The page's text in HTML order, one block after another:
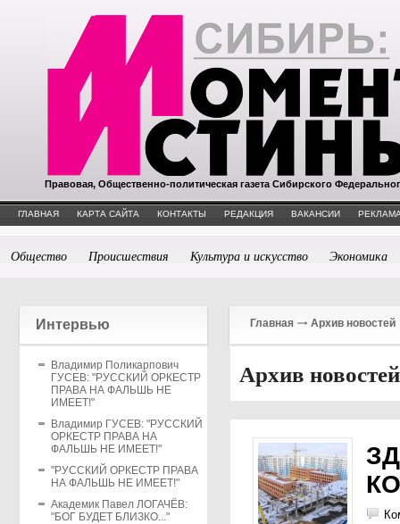
Правовая, Общественно-политическая газета Сибирского
ГЛАВНАЯ КАРТА САЙТА КОНТАКТЫ РЕДАКЦИЯ ВАКАНСИИ
Общество Происшествия Культура и искусство Экономика
Интервью
Владимир Поликарпович
ГУСЕВ: "РУССКИЙ ОРКЕСТР
ПРАВА НА ФАЛЬШЬ НЕ
ИМЕЕТ!"
Владимир ГУСЕВ: "РУССКИЙ
ОРКЕСТР ПРАВА НА
ФАЛЬШЬ НЕ ИМЕЕТ!"
"РУССКИЙ ОРКЕСТР ПРАВА
НА ФАЛЬШЬ НЕ ИМЕЕТ!"
Академик Павел ЛОГАЧЁВ:
"БОГ БУДЕТ БЛИЗКО..."
Главная Архив новостей
Архив новостей